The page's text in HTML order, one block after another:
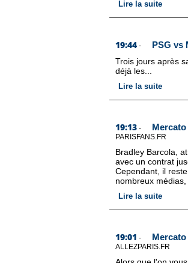
Lire la suite
19:44 - PSG vs
Trois jours après
déjà les...
Lire la suite
19:13 -
PARISFANS.FR
Bradley Barcola,
avec un contrat
Cependant, il
nombreux
Lire la suite
19:01 -
ALLEZPARIS.FR